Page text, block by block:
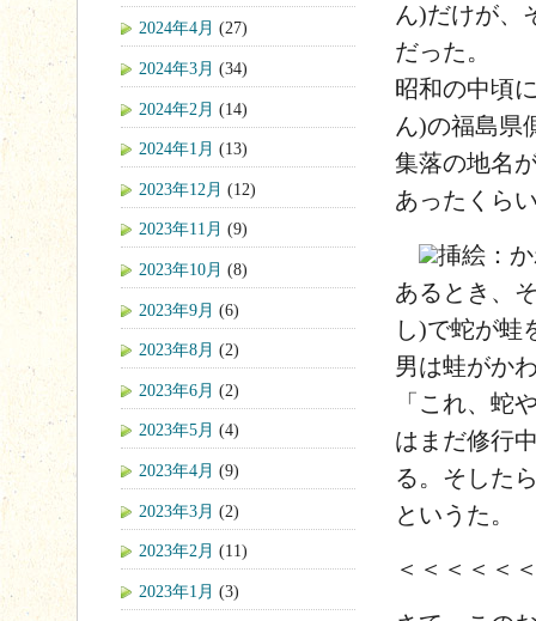
ん)だけが、
だった。
昭和の中頃
ん)の福島県
集落の地名
あったくら
挿絵：
あるとき、
し)で蛇が蛙
男は蛙がか
「これ、蛇
はまだ修行
る。そした
というた。
＜＜＜＜＜
2024年4月 (27)
2024年3月 (34)
2024年2月 (14)
2024年1月 (13)
2023年12月 (12)
2023年11月 (9)
2023年10月 (8)
2023年9月 (6)
2023年8月 (2)
2023年6月 (2)
2023年5月 (4)
2023年4月 (9)
2023年3月 (2)
2023年2月 (11)
2023年1月 (3)